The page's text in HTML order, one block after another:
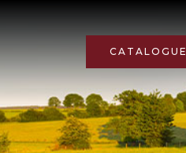
CATALOGUE